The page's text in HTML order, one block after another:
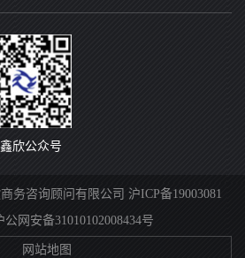
欣公众号
务咨询顾问有限公司 沪ICP备19003081
公网安备31010102008434号
网站地图